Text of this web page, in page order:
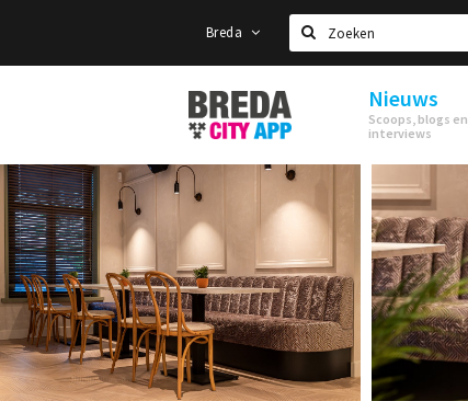
Breda
Zoeken
Stappen
&
Shoppen
Breda
Nieuws
Scoops, blogs en
interviews